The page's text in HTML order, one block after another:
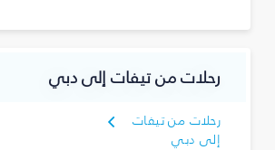
رحلات من تيفات إلى دبي
رحلات من تيفات
إلى دبي